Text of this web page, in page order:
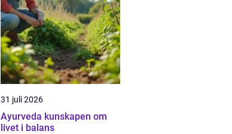
31 juli 2026
Ayurveda kunskapen om
livet i balans